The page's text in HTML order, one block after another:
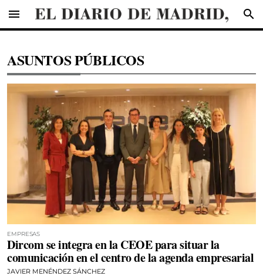
menu search
ASUNTOS PÚBLICOS
EMPRESAS
Dircom se integra en la CEOE para situar la
comunicación en el centro de la agenda empresarial
JAVIER MENÉNDEZ SÁNCHEZ